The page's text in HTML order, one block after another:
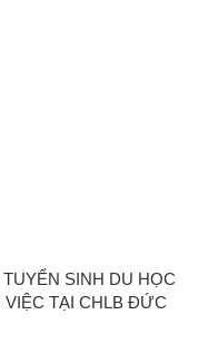
SINH DU HỌC
VIỆC TẠI CHLB ĐỨC